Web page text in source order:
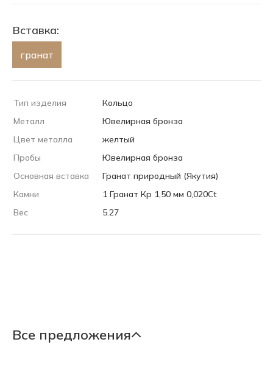
Вставка:
гранат
Тип изделия
Кольцо
Металл
Ювелирная бронза
Цвет металла
желтый
Пробы
Ювелирная бронза
Основная вставка
Гранат природный (Якутия)
Камни
1 Гранат Кр 1,50 мм 0,020Ct
Вес
5.27
Все предложения